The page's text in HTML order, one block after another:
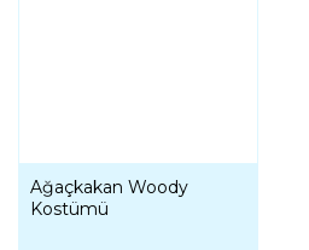
Ağaçkakan Woody
Kostümü